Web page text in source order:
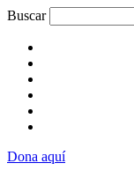
Buscar
Dona aquí